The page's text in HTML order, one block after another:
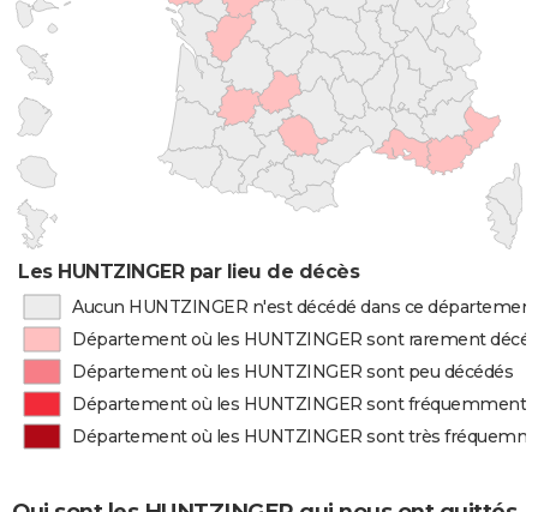
Les HUNTZINGER par lieu de décès
Aucun HUNTZINGER n'est décédé dans ce département
Département où les HUNTZINGER sont rarement
Département où les HUNTZINGER sont peu décédés
Département où les HUNTZINGER sont fréquemment
Département où les HUNTZINGER sont très